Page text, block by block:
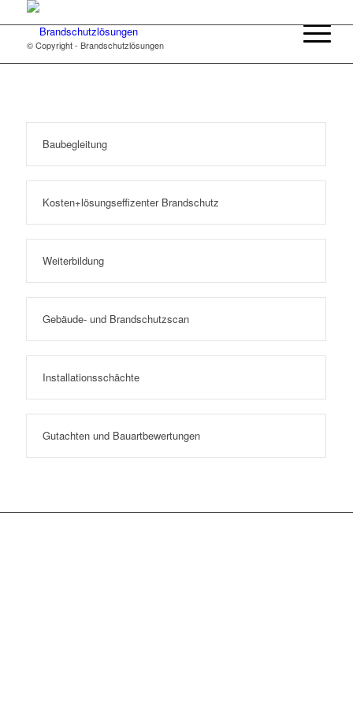
© Copyright - Brandschutzlösungen
Baubegleitung
Kosten+lösungseffizenter Brandschutz
Weiterbildung
Gebäude- und Brandschutzscan
Installationsschächte
Gutachten und Bauartbewertungen